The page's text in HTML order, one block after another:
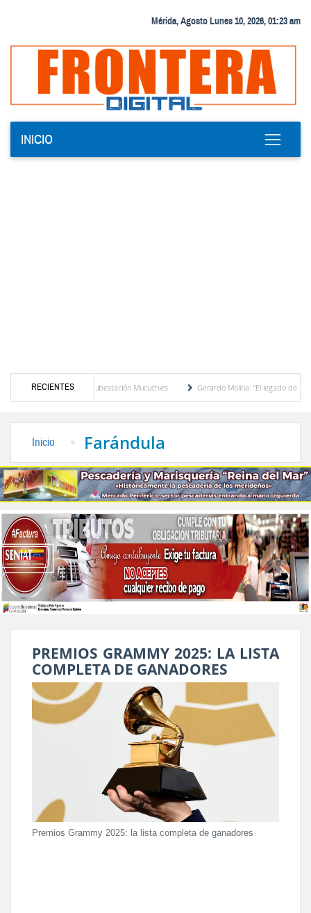
Mérida, Agosto Lunes 10, 2026, 01:23 am
INICIO
RECIENTES
en la subestación Mucuchies
Gerardo Molina: “El legado de Alberto
Inicio Farándula
PREMIOS GRAMMY 2025: LA LISTA
COMPLETA DE GANADORES
Premios Grammy 2025: la lista completa de ganadores